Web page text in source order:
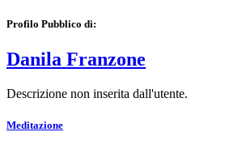
Profilo Pubblico di:
Danila Franzone
Descrizione non inserita dall'utente.
Meditazione